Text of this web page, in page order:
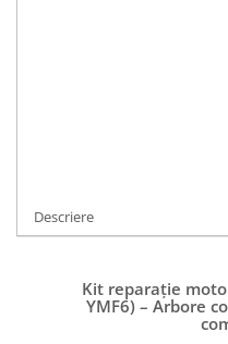
Descriere
Kit reparație motor
YMF6) – Arbore